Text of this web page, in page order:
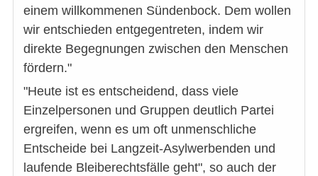
einem willkommenen Sündenbock. Dem wollen
wir entschieden entgegentreten, indem wir
direkte Begegnungen zwischen den Menschen
fördern."
"Heute ist es entscheidend, dass viele
Einzelpersonen und Gruppen deutlich Partei
ergreifen, wenn es um oft unmenschliche
Entscheide bei Langzeit-Asylwerbenden und
laufende Bleiberechtsfälle geht", so auch der